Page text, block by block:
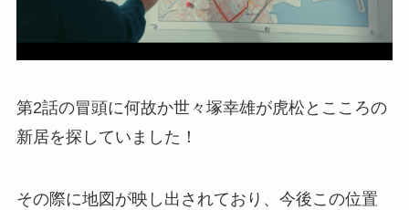
第2話の冒頭に何故か世々塚幸雄が虎松とこころの
新居を探していました！
その際に地図が映し出されており、今後この位置